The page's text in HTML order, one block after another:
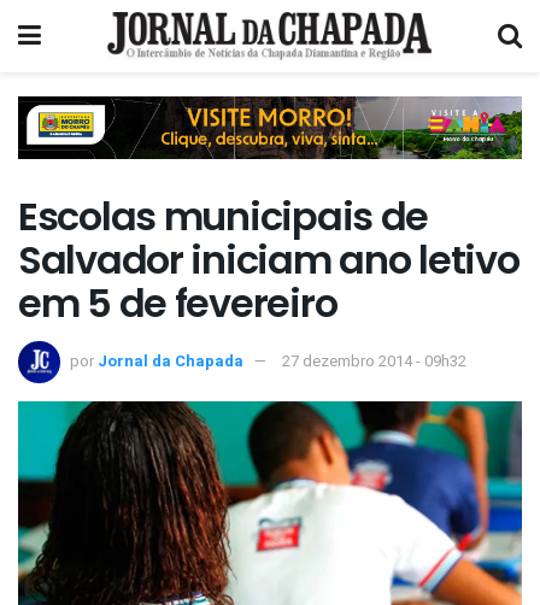
Escolas municipais de
Salvador iniciam ano letivo
em 5 de fevereiro
por Jornal da Chapada 27 dezembro 2014 - 09h32